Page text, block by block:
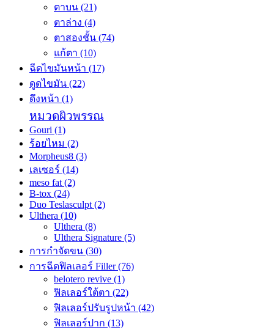
ตาบน (21)
ตาล่าง (4)
ตาสองชั้น (74)
แก้ตา (10)
ฉีดไขมันหน้า (17)
ดูดไขมัน (22)
ดึงหน้า (1)
หมวดผิวพรรณ
Gouri (1)
ร้อยไหม (2)
Morpheus8 (3)
เลเซอร์ (14)
meso fat (2)
B-tox (24)
Duo Teslasculpt (2)
Ulthera (10)
Ulthera (8)
Ulthera Signature (5)
การกำจัดขน (30)
การฉีดฟิลเลอร์ Filler(76)
belotero revive (1)
ฟิลเลอร์ใต้ตา (22)
ฟิลเลอร์ปรับรูปหน้า (42)
ฟิลเลอร์ปาก (13)